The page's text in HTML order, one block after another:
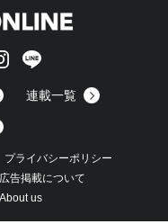
連載一覧
プライバシーポリシー
広告掲載について
About us